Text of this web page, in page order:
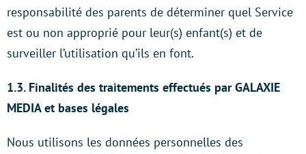
responsabilité des parents de déterminer quel Service
est ou non approprié pour leur(s) enfant(s) et de
surveiller l’utilisation qu’ils en font.
1.3. Finalités des traitements effectués par GALAXIE
MEDIA et bases légales
Nous utilisons les données personnelles des